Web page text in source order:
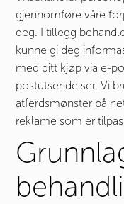
gjennomføre våre
deg. I tillegg
kunne gi deg
med ditt kjøp via e-
postutsendelser. Vi
atferdsmønster på
reklame som er